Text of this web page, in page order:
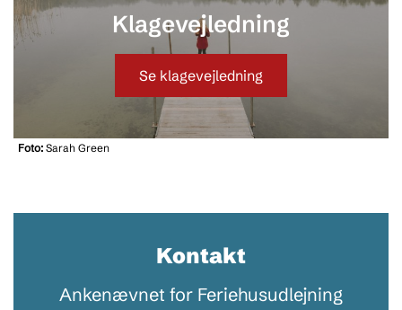
Klagevejledning
Se klagevejledning
Foto: Sarah Green
Kontakt
Ankenævnet for Feriehusudlejning